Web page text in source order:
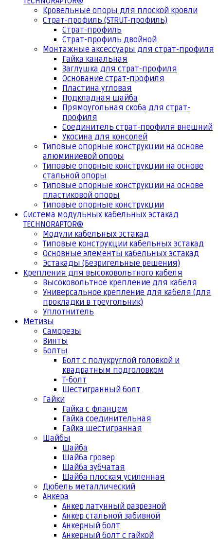
Кровельные опоры для плоской кровли
Страт-профиль (STRUT-профиль)
Страт-профиль
Страт-профиль двойной
Монтажные аксессуары для страт-профиля
Гайка канальная
Заглушка для страт-профиля
Основание страт-профиля
Пластина угловая
Подкладная шайба
Прямоугольная скоба для страт-
профиля
Соединитель страт-профиля внешний
Укосина для консолей
Типовые опорные конструкции на основе
алюминиевой опоры
Типовые опорные конструкции на основе
стальной опоры
Типовые опорные конструкции на основе
пластиковой опоры
Типовые опорные конструкции
Система модульных кабельных эстакад
TECHNORAPTOR®
Модули кабельных эстакад
Типовые конструкции кабельных эстакад
Основные элементы кабельных эстакад
Эстакады (Безригельные решения)
Крепления для высоковольтного кабеля
Высоковольтное крепление для кабеля
Универсальное крепление для кабеля (для
прокладки в треугольник)
Уплотнитель
Метизы
Саморезы
Винты
Болты
Болт с полукруглой головкой и
квадратным подголовком
Т-болт
Шестигранный болт
Гайки
Гайка с фланцем
Гайка соединительная
Гайка шестигранная
Шайбы
Шайба
Шайба гровер
Шайба зубчатая
Шайба плоская усиленная
Дюбель металлический
Анкера
Анкер латунный разрезной
Анкер стальной забивной
Анкерный болт
Анкерный болт с гайкой